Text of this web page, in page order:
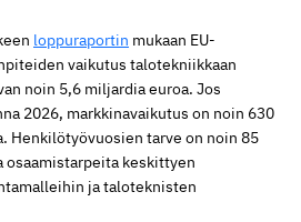
loppuraportin mukaan EU-
vaikutus talotekniikkaan
noin 5,6 miljardia euroa. Jos
2026, markkinavaikutus on noin 630
Henkilötyövuosien tarve on noin 85
osaamistarpeita keskittyen
ja taloteknisten